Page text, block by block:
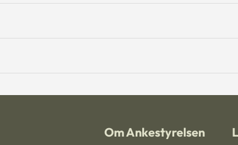
Om Ankestyrelsen